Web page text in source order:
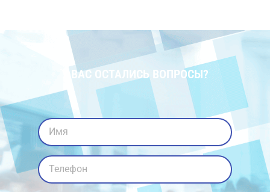
У ВАС ОСТАЛИСЬ ВОПРОСЫ?
Имя
Телефон